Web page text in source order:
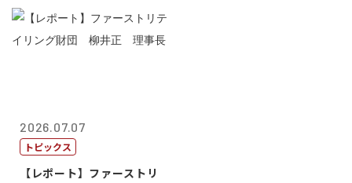
2026.07.07
トピックス
【レポート】ファーストリ